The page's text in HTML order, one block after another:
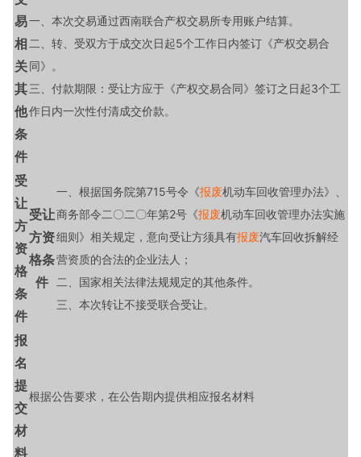
易
相
关
其
他
条
件
一、本次交易通过西南联合产权交易所专用账户结算。
二、转、受双方于成交次日起5个工作日内签订《产权交易合
同》。
三、付款期限：受让方应于《产权交易合同》签订之日起3个工
作日内一次性付清成交价款。
受
让
方
资
格
条
件
受让
方资
格条
件
一、根据国务院第715号令《报废机动车回收管理办法》、
商务部令二〇二〇年第2号《报废机动车回收管理办法实施
细则》相关规定，意向受让方须具有报废汽车回收拆解经
营资质的合法的企业法人；
二、国家相关法律法规规定的其他条件。
三、本次转让不接受联合受让。
报
名
提
交
材
料
根据公告要求，在公告期内提供相应报名材料